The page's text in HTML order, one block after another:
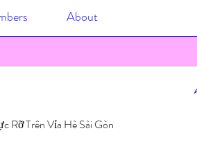
About
Rỡ Trên Vỉa Hè Sài Gòn